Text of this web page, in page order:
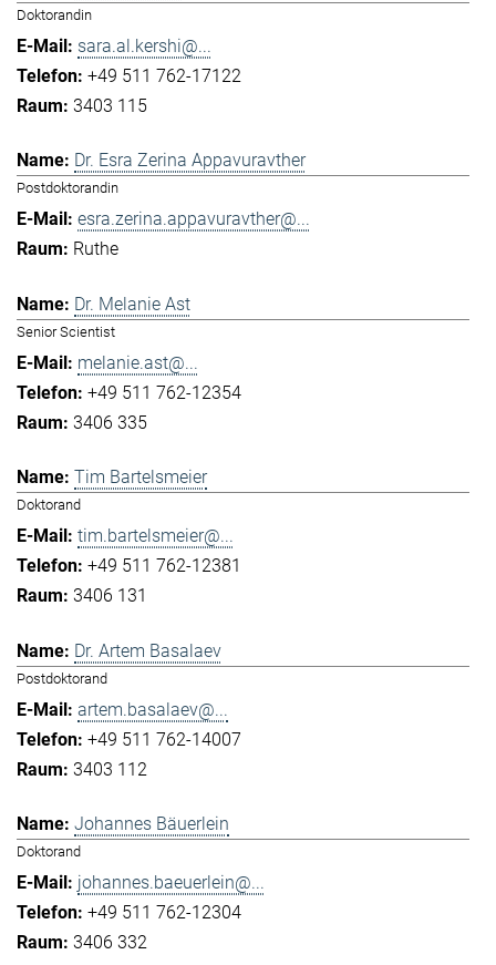
Doktorandin
sara.al.kershi@...
+49 511 762-17122
3403 115
Dr. Esra Zerina Appavuravther
Postdoktorandin
esra.zerina.appavuravther@...
Ruthe
Dr. Melanie Ast
Senior Scientist
melanie.ast@...
+49 511 762-12354
3406 335
Tim Bartelsmeier
Doktorand
tim.bartelsmeier@...
+49 511 762-12381
3406 131
Dr. Artem Basalaev
Postdoktorand
artem.basalaev@...
+49 511 762-14007
3403 112
Johannes Bäuerlein
Doktorand
johannes.baeuerlein@...
+49 511 762-12304
3406 332